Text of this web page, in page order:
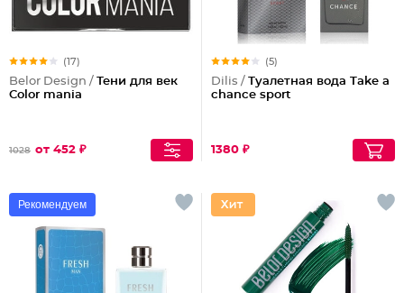
(17)
Belor Design / Тени для век
Color mania
1028 от 452 ₽
(5)
Dilis / Туалетная вода Take a
chance sport
1380 ₽
Рекомендуем